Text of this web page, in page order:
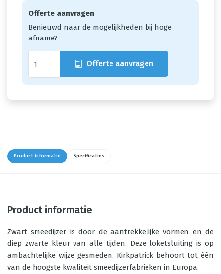
Offerte aanvragen
Benieuwd naar de mogelijkheden bij hoge
afname?
Offerte aanvragen
Product informatie Specificaties
Product informatie
Zwart smeedijzer is door de aantrekkelijke vormen en de
diep zwarte kleur van alle tijden. Deze loketsluiting is op
ambachtelijke wijze gesmeden. Kirkpatrick behoort tot één
van de hoogste kwaliteit smeedijzerfabrieken in Europa.